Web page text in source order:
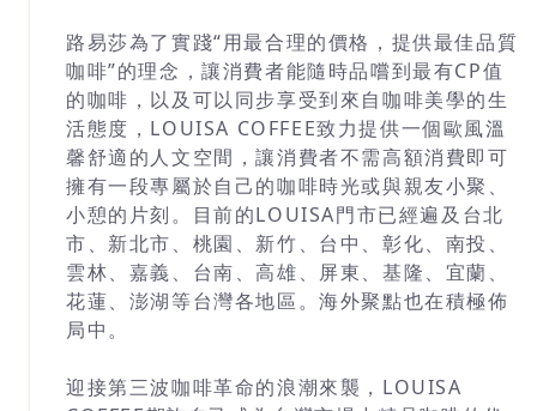
路易莎為了實踐“用最合理的價格，提供最佳品質
咖啡”的理念，讓消費者能隨時品嚐到最有CP值
的咖啡，以及可以同步享受到來自咖啡美學的生
活態度，LOUISA COFFEE致力提供一個歐風溫
馨舒適的人文空間，讓消費者不需高額消費即可
擁有一段專屬於自己的咖啡時光或與親友小聚、
小憩的片刻。目前的LOUISA門市已經遍及台北
市、新北市、桃園、新竹、台中、彰化、南投、
雲林、嘉義、台南、高雄、屏東、基隆、宜蘭、
花蓮、澎湖等台灣各地區。海外聚點也在積極佈
局中。
迎接第三波咖啡革命的浪潮來襲，LOUISA